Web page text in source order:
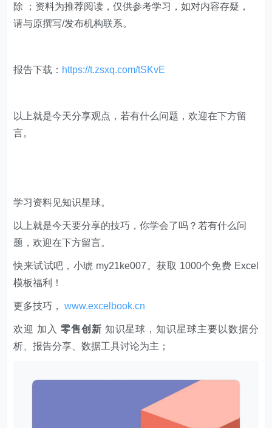
除 ；资料为推荐阅读，仅供参考学习，如对内容存疑，
请与原撰写/发布机构联系。
报告下载： https://t.zsxq.com/tSKvE
以上就是今天分享观点，若有什么问题，欢迎在下方留
言。
学习资料见知识星球。
以上就是今天要分享的技巧，你学会了吗？若有什么问
题，欢迎在下方留言。
快来试试吧，小琥 my21ke007。获取 1000个免费 Excel
模板福利​​​​！
更多技巧，www.excelbook.cn
欢迎 加入 零售创新 知识星球，知识星球主要以数据分
析、报告分享、数据工具讨论为主；